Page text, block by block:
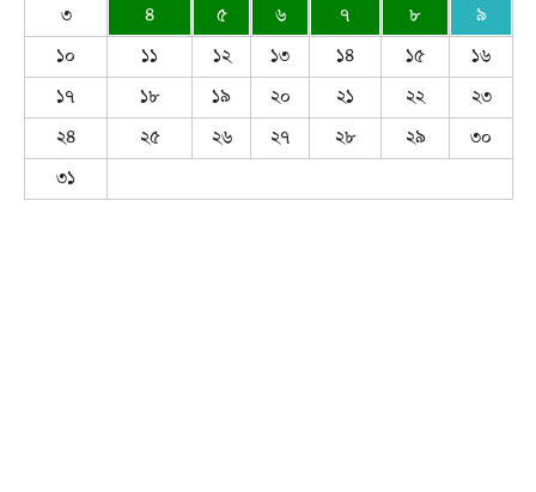
৩
৪ ৫ ৬ ৭ ৮
৯
১০
১১ ১২ ১৩ ১৪ ১৫
১৬
১৭
১৮ ১৯ ২০ ২১ ২২
২৩
২৪
২৫ ২৬ ২৭ ২৮ ২৯
৩০
৩১